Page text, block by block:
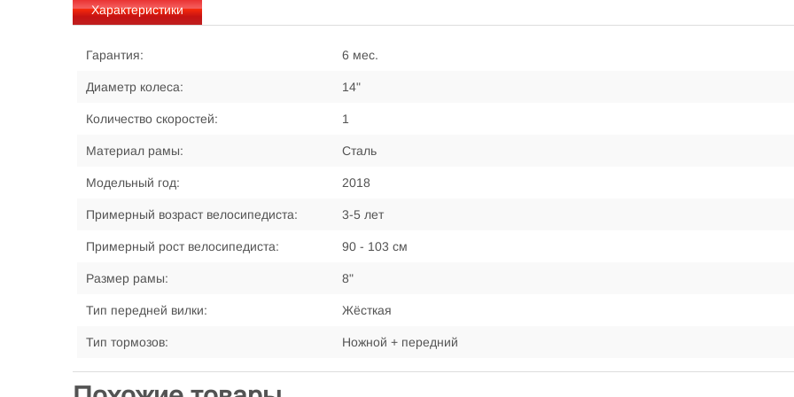
Характеристики
Гарантия: 6 мес.
Диаметр колеса: 14"
Количество скоростей: 1
Материал рамы: Сталь
Модельный год: 2018
Примерный возраст велосипедиста: 3-5 лет
Примерный рост велосипедиста: 90 - 103 см
Размер рамы: 8"
Тип передней вилки: Жёсткая
Тип тормозов: Ножной + передний